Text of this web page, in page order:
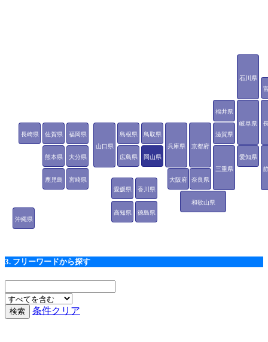
石川県
福井県
岐阜県
愛知県
三重県
滋賀県
京都府
大阪府
兵庫県
奈良県
和歌山県
鳥取県
島根県
岡山県
広島県
山口県
徳島県
香川県
愛媛県
高知県
福岡県
佐賀県
長崎県
熊本県 大分県
宮崎県
鹿児島
沖縄県
3. フリーワードから探す
条件クリア